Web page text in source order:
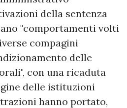
della sentenza
"comportamenti volti
compagini
delle
con una ricaduta
delle istituzioni
hanno portato,